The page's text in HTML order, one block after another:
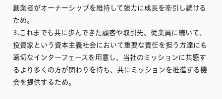
創業者がオーナーシップを維持して強力に成長を牽引し続ける
ため。
3.これまでも共に歩んできた顧客や取引先、従業員に続いて、
投資家という資本主義社会において重要な責任を担う方達にも
適切なインターフェースを用意し、当社のミッションに共感す
るより多くの方が関わりを持ち、共にミッションを推進する機
会を提供するため。